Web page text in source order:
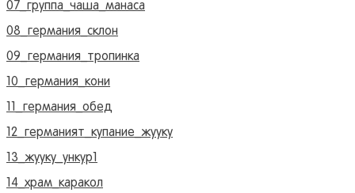
07_группа_чаша_манаса
08_германия_склон
09_германия_тропинка
10_германия_кони
11_германия_обед
12_германият_купание_жууку
13_жууку_ункур1
14_храм_каракол